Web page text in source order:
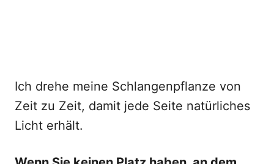
Ich drehe meine Schlangenpflanze von
Zeit zu Zeit, damit jede Seite natürliches
Licht erhält.